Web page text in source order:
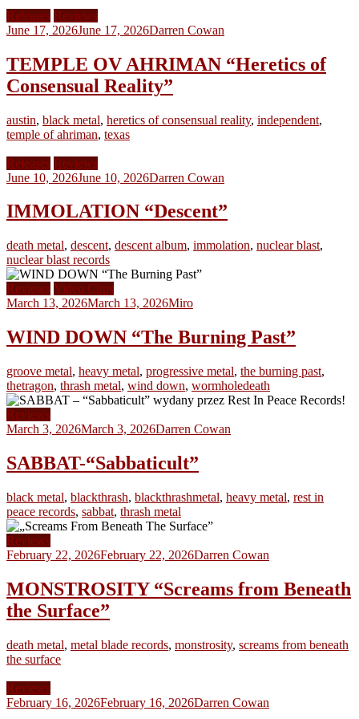
Releases Reviews
June 17, 2026June 17, 2026Darren Cowan
TEMPLE OV AHRIMAN “Heretics of
Consensual Reality”
austin, black metal, heretics of consensual reality, independent,
temple of ahriman, texas
Releases Reviews
June 10, 2026June 10, 2026Darren Cowan
IMMOLATION “Descent”
death metal, descent, descent album, immolation, nuclear blast,
nuclear blast records
Reviews Video Clips
March 13, 2026March 13, 2026Miro
WIND DOWN “The Burning Past”
groove metal, heavy metal, progressive metal, the burning past,
thetragon, thrash metal, wind down, wormholedeath
Reviews
March 3, 2026March 3, 2026Darren Cowan
SABBAT-“Sabbaticult”
black metal, blackthrash, blackthrashmetal, heavy metal, rest in
peace records, sabbat, thrash metal
Reviews
February 22, 2026February 22, 2026Darren Cowan
MONSTROSITY “Screams from Beneath
the Surface”
death metal, metal blade records, monstrosity, screams from beneath
the surface
Reviews
February 16, 2026February 16, 2026Darren Cowan